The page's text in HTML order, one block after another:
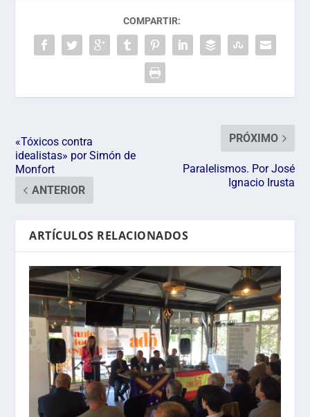
COMPARTIR:
«Tóxicos contra
idealistas» por Simón de
Monfort
ANTERIOR
PRÓXIMO
Paralelismos. Por José
Ignacio Irusta
ARTÍCULOS RELACIONADOS